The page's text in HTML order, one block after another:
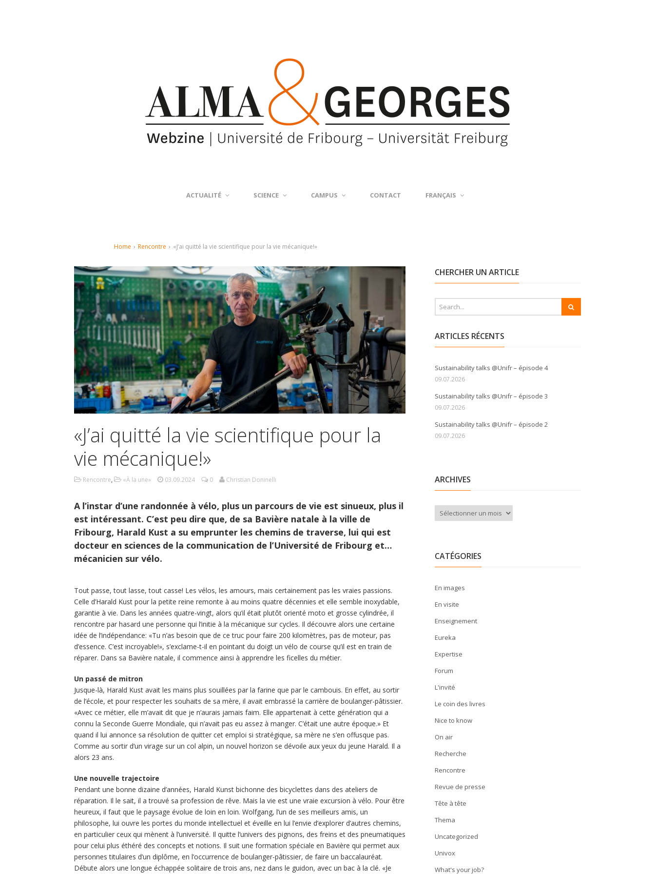
ACTUALITÉ SCIENCE CAMPUS CONTACT FRANÇAIS
Home › Rencontre › «J’ai quitté la vie scientifique pour la vie mécanique!»
«J’ai quitté la vie scientifique pour la
vie mécanique!»
Rencontre, «À la une» 03.09.2024 0 Christian Doninelli
A l’instar d’une randonnée à vélo, plus un parcours de vie est sinueux, plus il
est intéressant. C’est peu dire que, de sa Bavière natale à la ville de
Fribourg, Harald Kust a su emprunter les chemins de traverse, lui qui est
docteur en sciences de la communication de l’Université de Fribourg et…
mécanicien sur vélo.
Tout passe, tout lasse, tout casse! Les vélos, les amours, mais certainement pas les vraies passions.
Celle d’Harald Kust pour la petite reine remonte à au moins quatre décennies et elle semble inoxydable,
garantie à vie. Dans les années quatre-vingt, alors qu’il était plutôt orienté moto et grosse cylindrée, il
rencontre par hasard une personne qui l’initie à la mécanique sur cycles. Il découvre alors une certaine
idée de l’indépendance: «Tu n’as besoin que de ce truc pour faire 200 kilomètres, pas de moteur, pas
d’essence. C’est incroyable!», s’exclame-t-il en pointant du doigt un vélo de course qu’il est en train de
réparer. Dans sa Bavière natale, il commence ainsi à apprendre les ficelles du métier.
Un passé de mitron
Jusque-là, Harald Kust avait les mains plus souillées par la farine que par le cambouis. En effet, au sortir
de l’école, et pour respecter les souhaits de sa mère, il avait embrassé la carrière de boulanger-pâtissier.
«Avec ce métier, elle m’avait dit que je n’aurais jamais faim. Elle appartenait à cette génération qui a
connu la Seconde Guerre Mondiale, qui n’avait pas eu assez à manger. C’était une autre époque.» Et
quand il lui annonce sa résolution de quitter cet emploi si stratégique, sa mère ne s’en offusque pas.
Comme au sortir d’un virage sur un col alpin, un nouvel horizon se dévoile aux yeux du jeune Harald. Il a
alors 23 ans.
Une nouvelle trajectoire
Pendant une bonne dizaine d’années, Harald Kunst bichonne des bicyclettes dans des ateliers de
réparation. Il le sait, il a trouvé sa profession de rêve. Mais la vie est une vraie excursion à vélo. Pour être
heureux, il faut que le paysage évolue de loin en loin. Wolfgang, l’un de ses meilleurs amis, un
philosophe, lui ouvre les portes du monde intellectuel et éveille en lui l’envie d’explorer d’autres chemins,
en particulier ceux qui mènent à l’université. Il quitte l’univers des pignons, des freins et des pneumatiques
pour celui plus éthéré des concepts et notions. Il suit une formation spéciale en Bavière qui permet aux
personnes titulaires d’un diplôme, en l’occurrence de boulanger-pâtissier, de faire un baccalauréat.
Débute alors une longue échappée solitaire de trois ans, nez dans le guidon, avec un bac à la clé. «Je
CHERCHER UN ARTICLE
ARTICLES RÉCENTS
Sustainability talks @Unifr – épisode 4
09.07.2026
Sustainability talks @Unifr – épisode 3
09.07.2026
Sustainability talks @Unifr – épisode 2
09.07.2026
ARCHIVES
Archives
CATÉGORIES
En images
En visite
Enseignement
Eureka
Expertise
Forum
L'invité
Le coin des livres
Nice to know
On air
Recherche
Rencontre
Revue de presse
Tête à tête
Thema
Uncategorized
Univox
What's your job?